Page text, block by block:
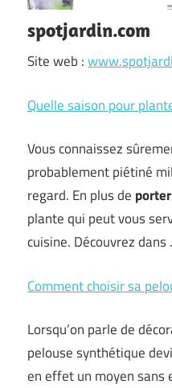
spotjardin.com
Site web :
Quelle saison pour
Vous connaissez
probablement piétiné
regard. En plus de
plante qui peut vous
cuisine. Découvrez
Comment choisir sa
Lorsqu’on parle de
pelouse synthétique
en effet un moyen sans